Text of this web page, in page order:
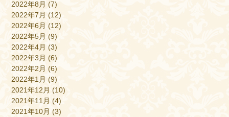
2022年8月 (7)
2022年7月 (12)
2022年6月 (12)
2022年5月 (9)
2022年4月 (3)
2022年3月 (6)
2022年2月 (6)
2022年1月 (9)
2021年12月 (10)
2021年11月 (4)
2021年10月 (3)